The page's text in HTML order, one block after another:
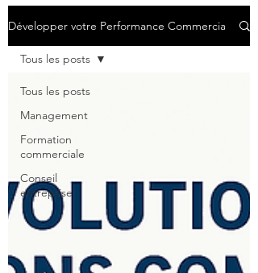
Développer votre Performance Commerciale
Tous les posts
Management
Formation
commerciale
Conseil
entreprise
Tous les posts